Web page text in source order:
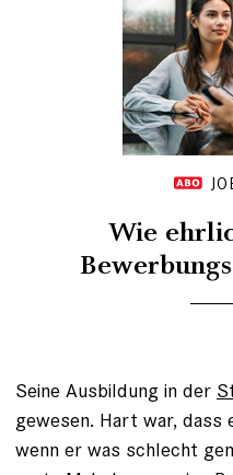
Wie
Seine Ausbildung in der
gewesen. Hart war,
wenn er was schlecht